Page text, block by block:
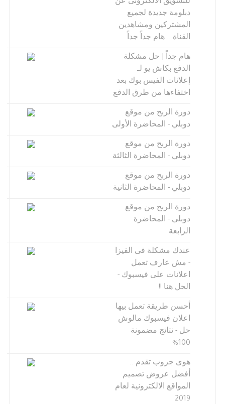
للتسويق الالكترونى عن
دبلومة جديدة لجميع
المشتركين ومشاهدين
القناة .. هام جداً جداً
هام جداً | حل مشكلة
الدفع بكاش يو لـ
إعلانات الفيس بوك بعد
اختفاءها من طرق الدفع
دورة الربح من موقع
دوبلي - المحاضرة الأولى
دورة الربح من موقع
دوبلي - المحاضرة الثالثة
دورة الربح من موقع
دوبلي - المحاضرة الثانية
دورة الربح من موقع
دوبلي - المحاضرة
الرابعة
عندك مشكلة فى الفيزا
- مش عارف تعمل
اعلانات على فيسبوك -
الحل هنا !!
أحسن طريقة تعمل بيها
اعلان فيسبوك مالوش
حل - نتائج مضمونة
100%
هوى جروب تقدم ..
أفضل عروض تصميم
المواقع الالكترونية لعام
2019